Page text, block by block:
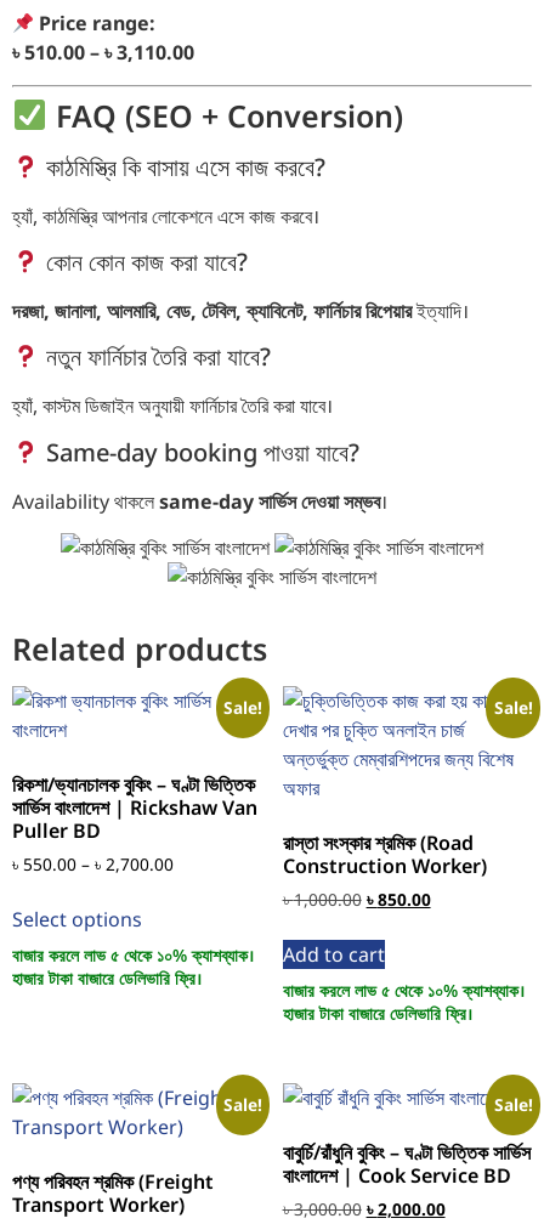
Price range:
৳ 510.00 – ৳ 3,110.00
FAQ (SEO + Conversion)
কাঠমিস্ত্রি কি বাসায় এসে কাজ করবে?
হ্যাঁ, কাঠমিস্ত্রি আপনার লোকেশনে এসে কাজ করবে।
কোন কোন কাজ করা যাবে?
দরজা, জানালা, আলমারি, বেড, টেবিল, ক্যাবিনেট, ফার্নিচার রিপেয়ারইত্যাদি।
নতুন ফার্নিচার তৈরি করা যাবে?
হ্যাঁ, কাস্টম ডিজাইন অনুযায়ী ফার্নিচার তৈরি করা যাবে।
Same-day booking পাওয়া যাবে?
Availability থাকলেsame-day সার্ভিস দেওয়া সম্ভব।
Related products
Sale!
রিকশা/ভ্যানচালক বুকিং – ঘণ্টা ভিত্তিক
সার্ভিস বাংলাদেশ | Rickshaw Van
Puller BD
৳ 550.00 – ৳ 2,700.00
Select options
বাজার করলে লাভ ৫ থেকে ১০% ক্যাশব্যাক।
হাজার টাকা বাজারে ডেলিভারি ফ্রি।
Sale!
রাস্তা সংস্কার শ্রমিক (Road
Construction Worker)
৳1,000.00 ৳850.00
Add to cart
বাজার করলে লাভ ৫ থেকে ১০% ক্যাশব্যাক।
হাজার টাকা বাজারে ডেলিভারি ফ্রি।
Sale!
পণ্য পরিবহন শ্রমিক (Freight
Transport Worker)
Sale!
বাবুর্চি/রাঁধুনি বুকিং – ঘণ্টা ভিত্তিক সার্ভিস
বাংলাদেশ | Cook Service BD
৳3,000.00 ৳2,000.00